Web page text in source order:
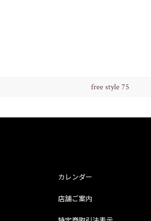
free style 75
カレンダー
店舗ご案内